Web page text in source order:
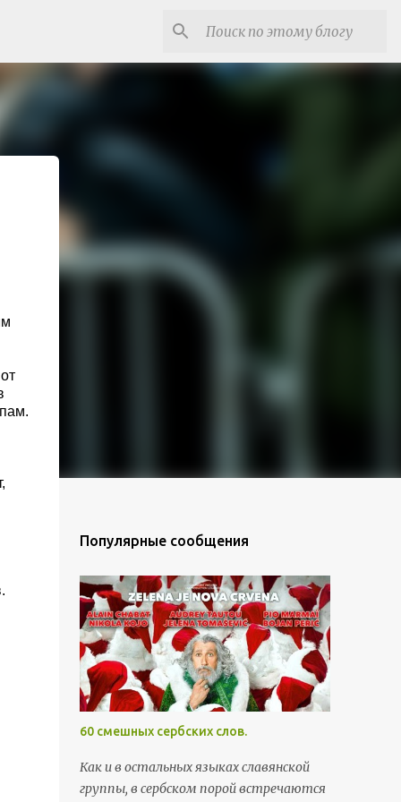
Популярные сообщения
60 смешных сербских слов.
Как и в остальных языках славянской
группы, в сербском порой встречаются